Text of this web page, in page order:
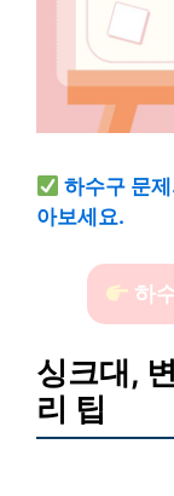
하수구 문
아보세요.
하
싱크대,
리 팁